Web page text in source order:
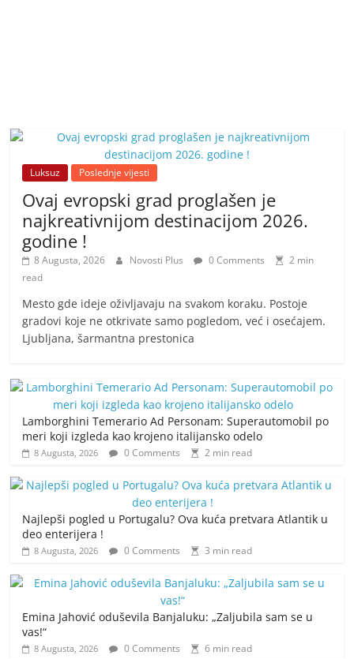
Luksuz Poslednje vijesti
Ovaj evropski grad proglašen je
najkreativnijom destinacijom 2026.
godine !
8 Augusta, 2026 Novosti Plus 0 Comments
2 min
read
Mesto gde ideje oživljavaju na svakom koraku. Postoje
gradovi koje ne otkrivate samo pogledom, već i osećajem.
Ljubljana, šarmantna prestonica
Lamborghini Temerario Ad Personam: Superautomobil po
meri koji izgleda kao krojeno italijansko odelo
8 Augusta, 2026 0 Comments 2 min read
Najlepši pogled u Portugalu? Ova kuća pretvara Atlantik u
deo enterijera !
8 Augusta, 2026 0 Comments 3 min read
Emina Jahović oduševila Banjaluku: „Zaljubila sam se u
vas!“
8 Augusta, 2026 0 Comments 6 min read